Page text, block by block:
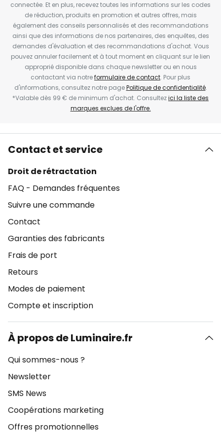
connectée. Et en plus, recevez toutes les informations sur les codes
de réduction, produits en promotion et autres offres, mais
également des conseils personnalisés et des recommandations
ainsi que des informations de nos partenaires, des enquêtes, des
demandes d'évaluation et des recommandations d'achat. Vous
pouvez annuler facilement et à tout moment en cliquant sur le lien
approprié disponible dans chaque newsletter ou en nous
contactant via notreformulaire de contact. Pour plus
d'informations, consultez notre pagePolitique de confidentialité.
*Valable dès 99 € de minimum d'achat. Consultezici la liste des
marques exclues de l'offre.
Contact et service
Droit de rétractation
FAQ - Demandes fréquentes
Suivre une commande
Contact
Garanties des fabricants
Frais de port
Retours
Modes de paiement
Compte et inscription
À propos de Luminaire.fr
Qui sommes-nous ?
Newsletter
SMS News
Coopérations marketing
Offres promotionnelles